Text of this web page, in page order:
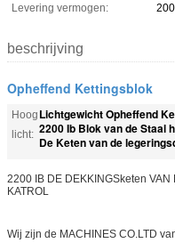
Levering vermogen:
beschrijving
Opheffend Kettingsblok
Hoog
licht:
Lichtgewicht Opheffend
2200 Ib Blok van de Staal
De Keten van de
2200 IB DE DEKKINGSketen
KATROL
Wij zijn de MACHINES CO.LTD